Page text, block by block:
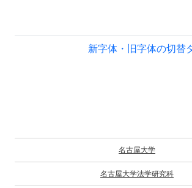
新字体・旧字体の切替
名古屋大学
名古屋大学法学研究科